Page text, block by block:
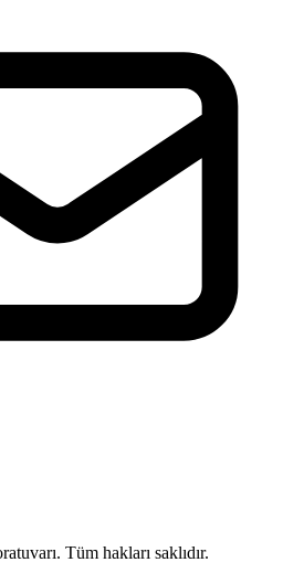
Tüm hakları saklıdır.